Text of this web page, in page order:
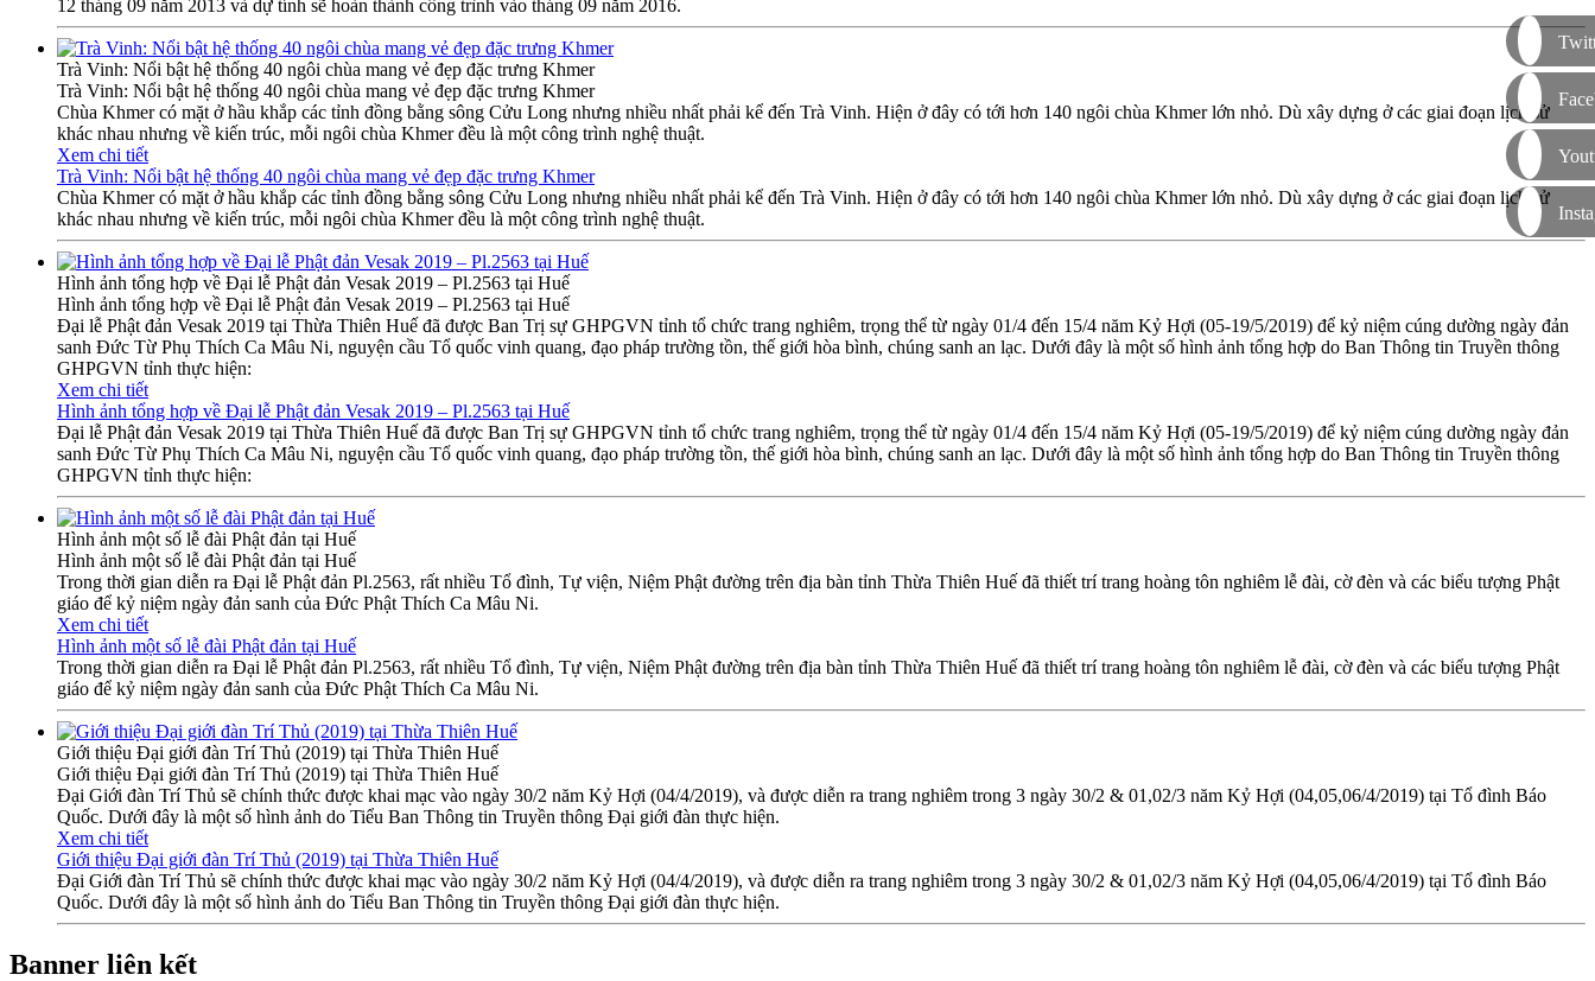
12 tháng 09 năm 2013 và dự tính sẽ hoàn thành công trình vào tháng 09 năm 2016.
Trà Vinh: Nổi bật hệ thống 40 ngôi chùa mang vẻ đẹp đặc trưng Khmer
Trà Vinh: Nổi bật hệ thống 40 ngôi chùa mang vẻ đẹp đặc trưng Khmer
Chùa Khmer có mặt ở hầu khắp các tỉnh đồng bằng sông Cửu Long nhưng nhiều nhất phải kể đến Trà Vinh. Hiện ở đây có tới hơn 140 ngôi chùa Khmer lớn nhỏ. Dù xây dựng ở các giai đoạn lịch sử
khác nhau nhưng về kiến trúc, mỗi ngôi chùa Khmer đều là một công trình nghệ thuật.
Xem chi tiết
Trà Vinh: Nổi bật hệ thống 40 ngôi chùa mang vẻ đẹp đặc trưng Khmer
Chùa Khmer có mặt ở hầu khắp các tỉnh đồng bằng sông Cửu Long nhưng nhiều nhất phải kể đến Trà Vinh. Hiện ở đây có tới hơn 140 ngôi chùa Khmer lớn nhỏ. Dù xây dựng ở các giai đoạn lịch sử
khác nhau nhưng về kiến trúc, mỗi ngôi chùa Khmer đều là một công trình nghệ thuật.
Hình ảnh tổng hợp về Đại lễ Phật đản Vesak 2019 – Pl.2563 tại Huế
Hình ảnh tổng hợp về Đại lễ Phật đản Vesak 2019 – Pl.2563 tại Huế
Đại lễ Phật đản Vesak 2019 tại Thừa Thiên Huế đã được Ban Trị sự GHPGVN tỉnh tổ chức trang nghiêm, trọng thể từ ngày 01/4 đến 15/4 năm Kỷ Hợi (05-19/5/2019) để kỷ niệm cúng dường ngày đản
sanh Đức Từ Phụ Thích Ca Mâu Ni, nguyện cầu Tổ quốc vinh quang, đạo pháp trường tồn, thế giới hòa bình, chúng sanh an lạc. Dưới đây là một số hình ảnh tổng hợp do Ban Thông tin Truyền thông
GHPGVN tỉnh thực hiện:
Xem chi tiết
Hình ảnh tổng hợp về Đại lễ Phật đản Vesak 2019 – Pl.2563 tại Huế
Đại lễ Phật đản Vesak 2019 tại Thừa Thiên Huế đã được Ban Trị sự GHPGVN tỉnh tổ chức trang nghiêm, trọng thể từ ngày 01/4 đến 15/4 năm Kỷ Hợi (05-19/5/2019) để kỷ niệm cúng dường ngày đản
sanh Đức Từ Phụ Thích Ca Mâu Ni, nguyện cầu Tổ quốc vinh quang, đạo pháp trường tồn, thế giới hòa bình, chúng sanh an lạc. Dưới đây là một số hình ảnh tổng hợp do Ban Thông tin Truyền thông
GHPGVN tỉnh thực hiện:
Hình ảnh một số lễ đài Phật đản tại Huế
Hình ảnh một số lễ đài Phật đản tại Huế
Trong thời gian diễn ra Đại lễ Phật đản Pl.2563, rất nhiều Tổ đình, Tự viện, Niệm Phật đường trên địa bàn tỉnh Thừa Thiên Huế đã thiết trí trang hoàng tôn nghiêm lễ đài, cờ đèn và các biểu tượng Phật
giáo để kỷ niệm ngày đản sanh của Đức Phật Thích Ca Mâu Ni.
Xem chi tiết
Hình ảnh một số lễ đài Phật đản tại Huế
Trong thời gian diễn ra Đại lễ Phật đản Pl.2563, rất nhiều Tổ đình, Tự viện, Niệm Phật đường trên địa bàn tỉnh Thừa Thiên Huế đã thiết trí trang hoàng tôn nghiêm lễ đài, cờ đèn và các biểu tượng Phật
giáo để kỷ niệm ngày đản sanh của Đức Phật Thích Ca Mâu Ni.
Giới thiệu Đại giới đàn Trí Thủ (2019) tại Thừa Thiên Huế
Giới thiệu Đại giới đàn Trí Thủ (2019) tại Thừa Thiên Huế
Đại Giới đàn Trí Thủ sẽ chính thức được khai mạc vào ngày 30/2 năm Kỷ Hợi (04/4/2019), và được diễn ra trang nghiêm trong 3 ngày 30/2 & 01,02/3 năm Kỷ Hợi (04,05,06/4/2019) tại Tổ đình Báo
Quốc. Dưới đây là một số hình ảnh do Tiểu Ban Thông tin Truyền thông Đại giới đàn thực hiện.
Xem chi tiết
Giới thiệu Đại giới đàn Trí Thủ (2019) tại Thừa Thiên Huế
Đại Giới đàn Trí Thủ sẽ chính thức được khai mạc vào ngày 30/2 năm Kỷ Hợi (04/4/2019), và được diễn ra trang nghiêm trong 3 ngày 30/2 & 01,02/3 năm Kỷ Hợi (04,05,06/4/2019) tại Tổ đình Báo
Quốc. Dưới đây là một số hình ảnh do Tiểu Ban Thông tin Truyền thông Đại giới đàn thực hiện.
Banner liên kết